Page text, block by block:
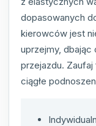
dopasowanych
kierowców jest
uprzejmy,
przejazdu.
ciągłe